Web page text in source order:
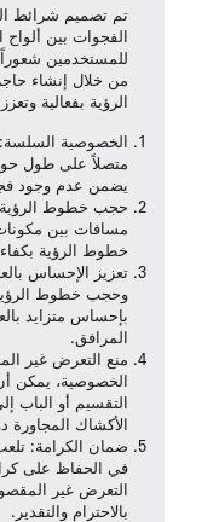
تم تصميم شرائط
الفجوات بين ألواح
للمستخدمين شعوراً
من خلال إنشاء
الرؤية بفعالية
الخصوصية السلسة
متصلاً على طول
يضمن عدم وجود
حجب خطوط الرؤية
مسافات بين
خطوط الرؤية
تعزيز الإحساس
وحجب خطوط
بإحساس متزايد
المرافق.
منع التعرض غير
الخصوصية، يمكن
التقسيم أو الباب
الأكشاك
ضمان الكرامة:
في الحفاظ على
التعرض غير
بالاحترام والتقدير.